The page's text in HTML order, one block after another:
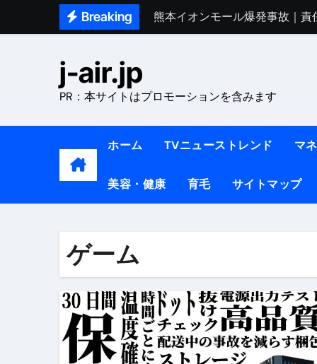
Breaking
熊本イオンモール爆発事故｜責
【医者が教える】本当に痩せる
中町綾が2週間で3.5kg痩せた
【医者が解説】このふくらはぎ
『葬送のフリーレン』の学び｜
リサイクル業者の無料回収・
山梨県震度6弱と富士山噴火の
j-air.jp
PR：本サイトはプロモーションを含みます
ホーム TVニューストレンド マ
美容・健康 育毛 サイトマップ
ゲーム